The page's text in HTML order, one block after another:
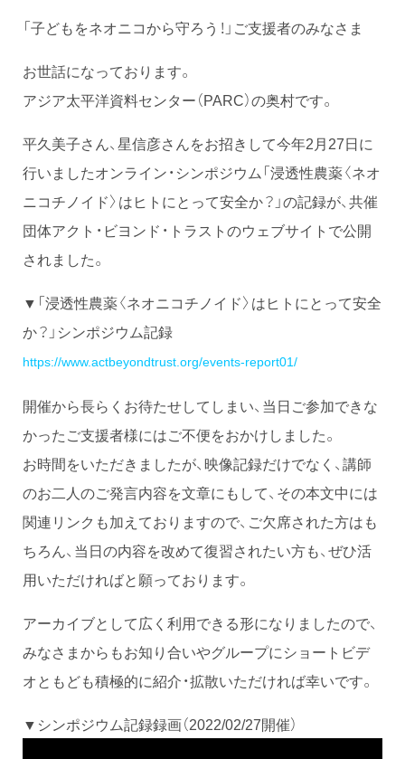
「子どもをネオニコから守ろう！」ご支援者のみなさま
お世話になっております。
アジア太平洋資料センター（PARC）の奥村です。
平久美子さん、星信彦さんをお招きして今年2月27日に
行いましたオンライン・シンポジウム「浸透性農薬〈ネオ
ニコチノイド〉はヒトにとって安全か？」の記録が、共催
団体アクト・ビヨンド・トラストのウェブサイトで公開
されました。
▼「浸透性農薬〈ネオニコチノイド〉はヒトにとって安全
か？」シンポジウム記録
https://www.actbeyondtrust.org/events-report01/
開催から長らくお待たせしてしまい、当日ご参加できな
かったご支援者様にはご不便をおかけしました。
お時間をいただきましたが、映像記録だけでなく、講師
のお二人のご発言内容を文章にもして、その本文中には
関連リンクも加えておりますので、ご欠席された方はも
ちろん、当日の内容を改めて復習されたい方も、ぜひ活
用いただければと願っております。
アーカイブとして広く利用できる形になりましたので、
みなさまからもお知り合いやグループにショートビデ
オともども積極的に紹介・拡散いただければ幸いです。
▼シンポジウム記録録画（2022/02/27開催）